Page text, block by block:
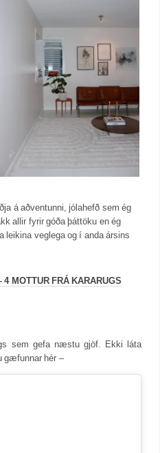
á aðventunni, jólahefð sem ég
allir fyrir góða þáttöku en ég
leikina veglega og í anda ársins
MOTTUR FRÁ KARARUGS
sem gefa næstu gjöf. Ekki láta
gæfunnar hér –